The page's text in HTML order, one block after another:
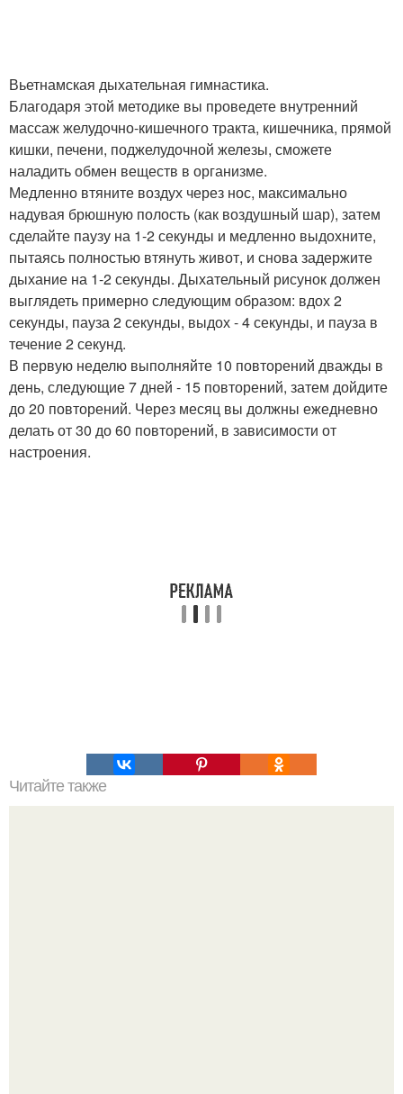
Вьетнамская дыхательная гимнастика.
Благодаря этой методике вы проведете внутренний
массаж желудочно-кишечного тракта, кишечника, прямой
кишки, печени, поджелудочной железы, сможете
наладить обмен веществ в организме.
Медленно втяните воздух через нос, максимально
надувая брюшную полость (как воздушный шар), затем
сделайте паузу на 1-2 секунды и медленно выдохните,
пытаясь полностью втянуть живот, и снова задержите
дыхание на 1-2 секунды. Дыхательный рисунок должен
выглядеть примерно следующим образом: вдох 2
секунды, пауза 2 секунды, выдох - 4 секунды, и пауза в
течение 2 секунд.
В первую неделю выполняйте 10 повторений дважды в
день, следующие 7 дней - 15 повторений, затем дойдите
до 20 повторений. Через месяц вы должны ежедневно
делать от 30 до 60 повторений, в зависимости от
настроения.
Читайте также